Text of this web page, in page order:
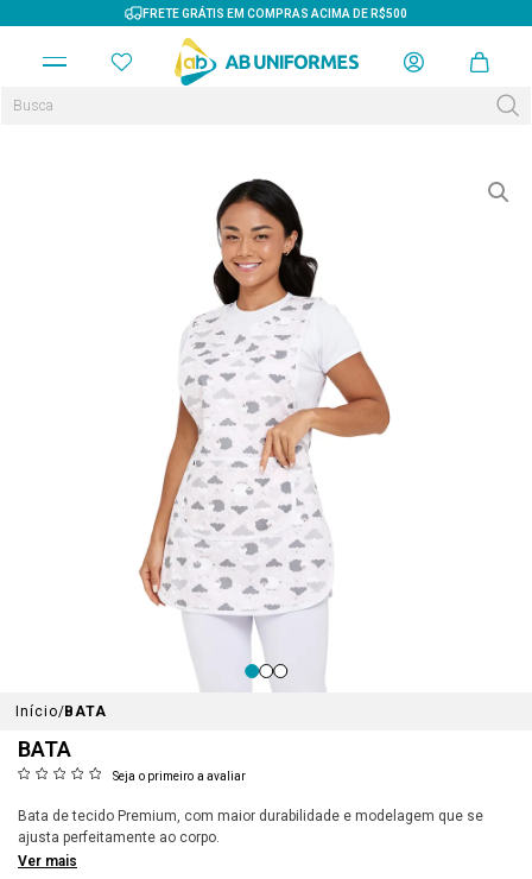
FRETE GRÁTIS EM COMPRAS ACIMA DE R$500
Início BATA
BATA
Seja o primeiro a avaliar
Bata de tecido Premium, com maior durabilidade e modelagem que se
ajusta perfeitamente ao corpo.
Ver mais